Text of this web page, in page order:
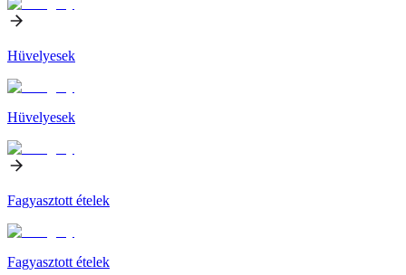
Hüvelyesek
Hüvelyesek
Fagyasztott ételek
Fagyasztott ételek